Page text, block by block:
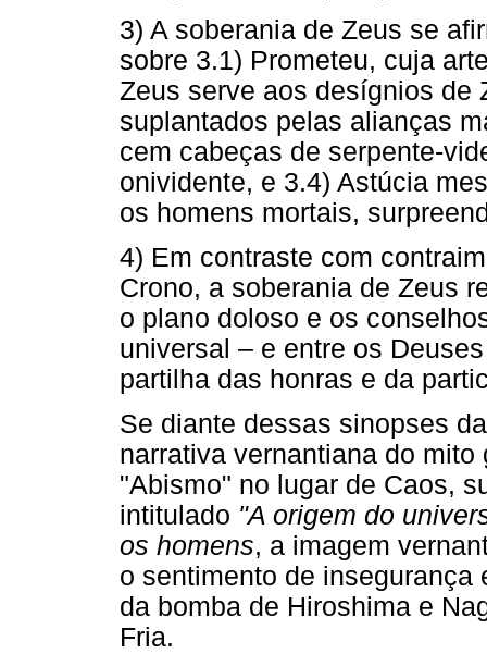
3) A soberania de Zeus se
sobre 3.1) Prometeu, cuja
Zeus serve aos desígnios de
suplantados pelas alianças
cem cabeças de serpente-
onividente, e 3.4) Astúcia
os homens mortais,
4) Em contraste com
Crono, a soberania de Zeus
o plano doloso e os
universal – e entre os
partilha das honras e da
Se diante dessas sinopses
narrativa vernantiana do
"Abismo" no lugar de Caos,
intitulado "A origem do
os homens, a imagem
o sentimento de
da bomba de Hiroshima e
Fria.